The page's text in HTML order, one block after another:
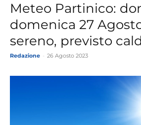
Meteo Partinico:
domenica 27
sereno, previsto
Redazione 26 Agosto 2023